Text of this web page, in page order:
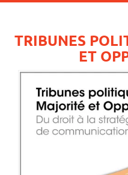
TRIBUNES
ET